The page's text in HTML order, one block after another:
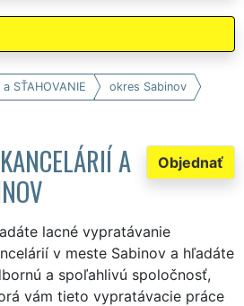
a SŤAHOVANIE okres Sabinov
Objednať
A
lacné vypratávanie
v meste Sabinov a hľadáte
a spoľahlivú spoločnosť,
vám tieto vypratávacie práce